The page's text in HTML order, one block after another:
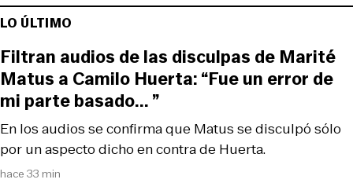
LO ÚLTIMO
hace 33 min
En los audios se confirma que Matus se disculpó sólo
por un aspecto dicho en contra de Huerta.
Filtran audios de las disculpas de Marité
Matus a Camilo Huerta: “Fue un error de
mi parte basado... ”